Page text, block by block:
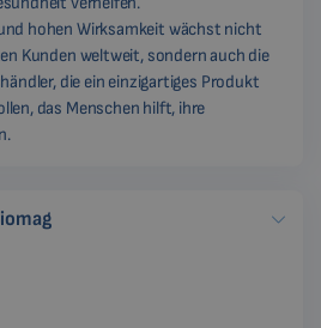
hohen Wirksamkeit wächst nicht
Kunden weltweit, sondern auch die
die ein einzigartiges Produkt
das Menschen hilft, ihre